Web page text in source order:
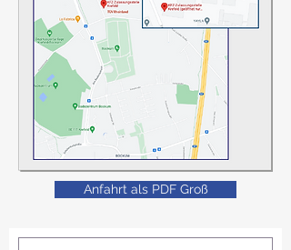
Anfahrt als PDF Groß